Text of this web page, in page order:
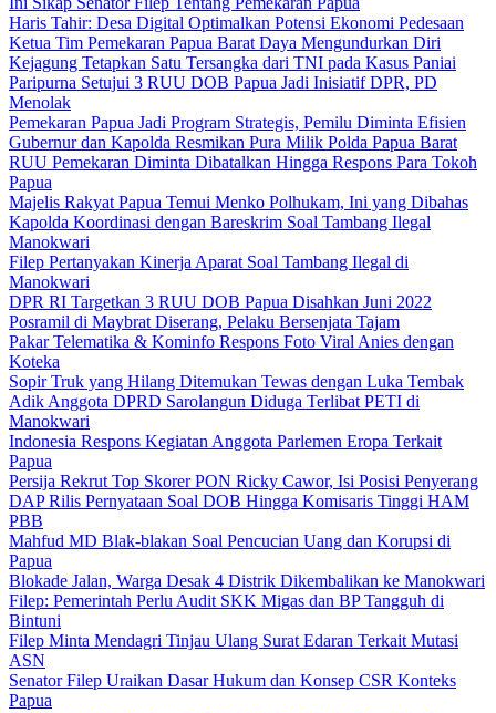
Haris Tahir: Desa Digital Optimalkan Potensi Ekonomi Pedesaan
Ketua Tim Pemekaran Papua Barat Daya Mengundurkan Diri
Kejagung Tetapkan Satu Tersangka dari TNI pada Kasus Paniai
Paripurna Setujui 3 RUU DOB Papua Jadi Inisiatif DPR, PD
Menolak
Pemekaran Papua Jadi Program Strategis, Pemilu Diminta Efisien
Gubernur dan Kapolda Resmikan Pura Milik Polda Papua Barat
RUU Pemekaran Diminta Dibatalkan Hingga Respons Para Tokoh
Papua
Majelis Rakyat Papua Temui Menko Polhukam, Ini yang Dibahas
Kapolda Koordinasi dengan Bareskrim Soal Tambang Ilegal
Manokwari
Filep Pertanyakan Kinerja Aparat Soal Tambang Ilegal di
Manokwari
DPR RI Targetkan 3 RUU DOB Papua Disahkan Juni 2022
Posramil di Maybrat Diserang, Pelaku Bersenjata Tajam
Pakar Telematika & Kominfo Respons Foto Viral Anies dengan
Koteka
Sopir Truk yang Hilang Ditemukan Tewas dengan Luka Tembak
Adik Anggota DPRD Sarolangun Diduga Terlibat PETI di
Manokwari
Indonesia Respons Kegiatan Anggota Parlemen Eropa Terkait
Papua
Persija Rekrut Top Skorer PON Ricky Cawor, Isi Posisi Penyerang
DAP Rilis Pernyataan Soal DOB Hingga Komisaris Tinggi HAM
PBB
Mahfud MD Blak-blakan Soal Pencucian Uang dan Korupsi di
Papua
Blokade Jalan, Warga Desak 4 Distrik Dikembalikan ke Manokwari
Filep: Pemerintah Perlu Audit SKK Migas dan BP Tangguh di
Bintuni
Filep Minta Mendagri Tinjau Ulang Surat Edaran Terkait Mutasi
ASN
Senator Filep Uraikan Dasar Hukum dan Konsep CSR Konteks
Papua